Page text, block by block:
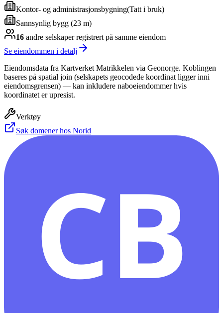
Kontor- og administrasjonsbygning(Tatt i bruk)
Sannsynlig bygg (23 m)
16 andre selskaperregistrert på samme eiendom
Se eiendommen i detalj
Eiendomsdata fra Kartverket Matrikkelen via Geonorge. Koblingen
baseres på spatial join (selskapets geocodede koordinat ligger inni
eiendomsgrensen) — kan inkludere naboeiendommer hvis
koordinatet er upresist.
Verktøy
Søk domener hos Norid
CB